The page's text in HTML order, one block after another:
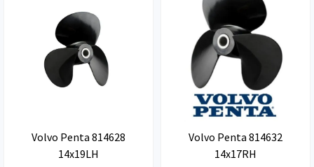
Volvo Penta 814628
14x19LH
Volvo Penta 814632
14x17RH